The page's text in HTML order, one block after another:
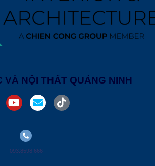
VÀ NỘI THẤT QUẢNG NINH
093.8598.666